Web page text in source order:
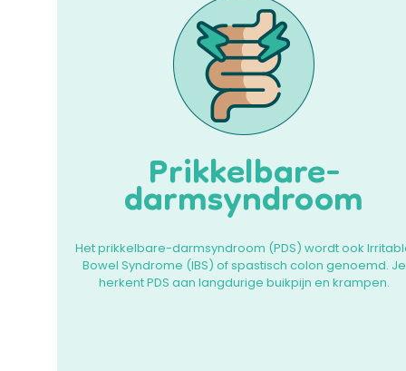
Prikkelbare-
darmsyndroom
Het prikkelbare-darmsyndroom (PDS) wordt ook
Bowel Syndrome (IBS) of spastisch colon genoemd. Je
herkent PDS aan langdurige buikpijn en krampen.